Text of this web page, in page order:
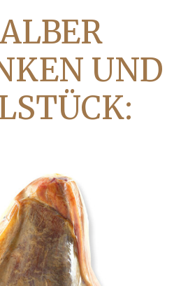
UND